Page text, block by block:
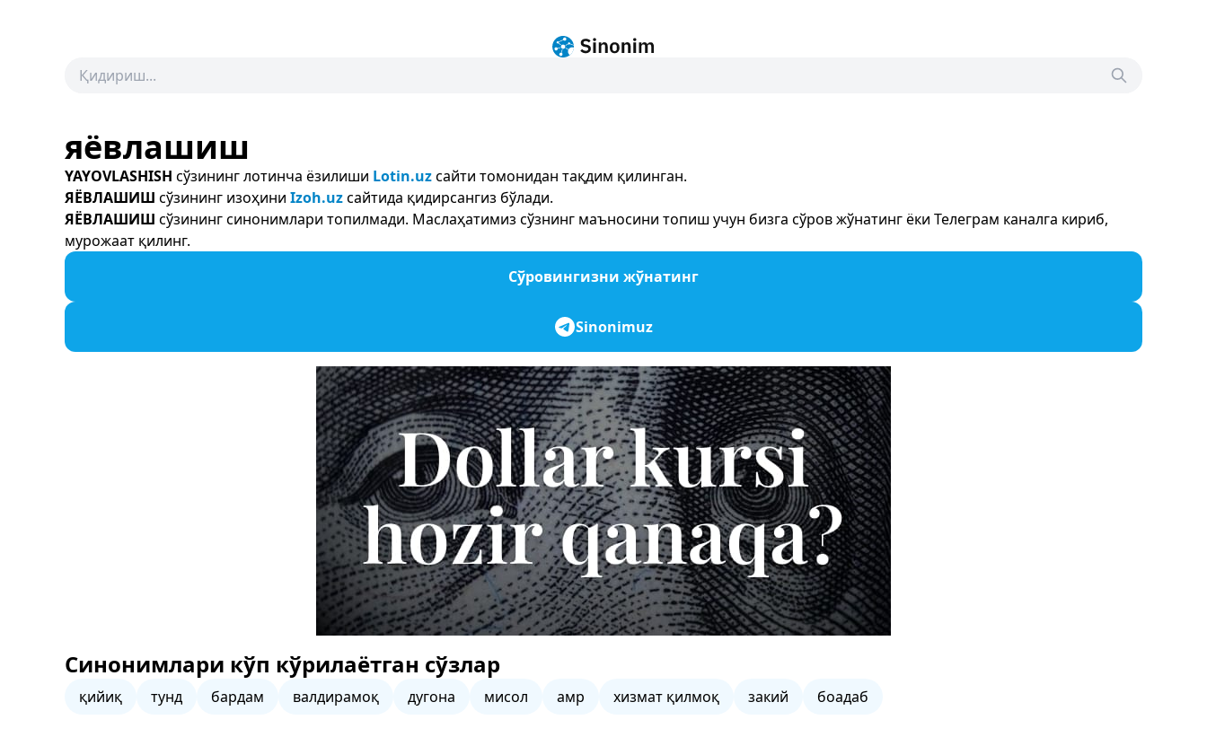
яёвлашиш
YAYOVLASHISH сўзининг лотинча ёзилиши Lotin.uzсайти томонидан тақдим қилинган.
ЯЁВЛАШИШ сўзининг изоҳини Izoh.uzсайтида қидирсангиз бўлади.
ЯЁВЛАШИШ сўзининг синонимлари топилмади. Маслаҳатимиз сўзнинг маъносини топиш учун бизга сўров жўнатинг ёки Телеграм каналга кириб,
мурожаат қилинг.
Сўровингизни жўнатинг
Sinonimuz
Синонимлари кўп кўрилаётган сўзлар
қийиқ тунд бардам валдирамоқ дугона мисол амр хизмат қилмоқ закий боадаб